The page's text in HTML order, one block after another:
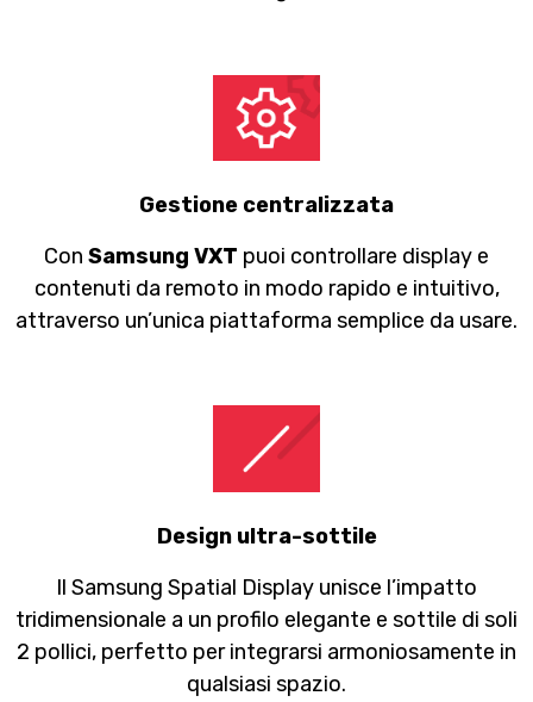
Gestione centralizzata
Con Samsung VXT puoi controllare display e
contenuti da remoto in modo rapido e intuitivo,
attraverso un’unica piattaforma semplice da usare.
Design ultra-sottile
Il Samsung Spatial Display unisce l’impatto
tridimensionale a un profilo elegante e sottile di soli
2 pollici, perfetto per integrarsi armoniosamente in
qualsiasi spazio.